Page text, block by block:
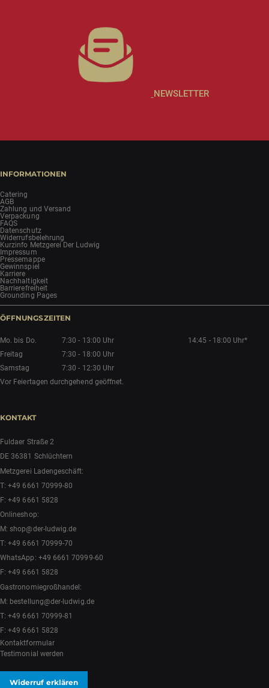
NEWSLETTER
INFORMATIONEN
Catering
AGB
Zahlung und Versand
Verpackung
FAQS
Datenschutz
Widerrufsbelehrung
Kurzinfo Metzgerei Der Ludwig
Impressum
Pressemappe
Gewinnspiel
Karriere
Nachhaltigkeit
Barrierefreiheit
Grounding Pages
ÖFFNUNGSZEITEN
Mo. bis Do. 7:30 - 13:00 Uhr
14:45 - 18:00 Uhr*
Freitag
7:30 - 18:00 Uhr
Samstag
7:30 - 12:30 Uhr
Vor Feiertagen durchgehend geöffnet.
KONTAKT
Fuldaer Straße 2
DE 36381 Schlüchtern
Metzgerei Ladengeschäft:
T:+49 6661 70999-80
F: +49 6661 5828
Onlineshop:
M:shop@der-ludwig.de
T:+49 6661 70999-70
WhatsApp: +49 6661 70999-60
F: +49 6661 5828
Gastronomiegroßhandel:
M: bestellung@der-ludwig.de
T:+49 6661 70999-81
F: +49 6661 5828
Kontaktformular
Testimonial werden
Widerruf erklären